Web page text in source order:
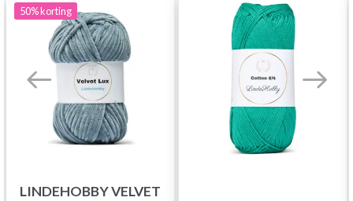
50%korting
LINDEHOBBY VELVET